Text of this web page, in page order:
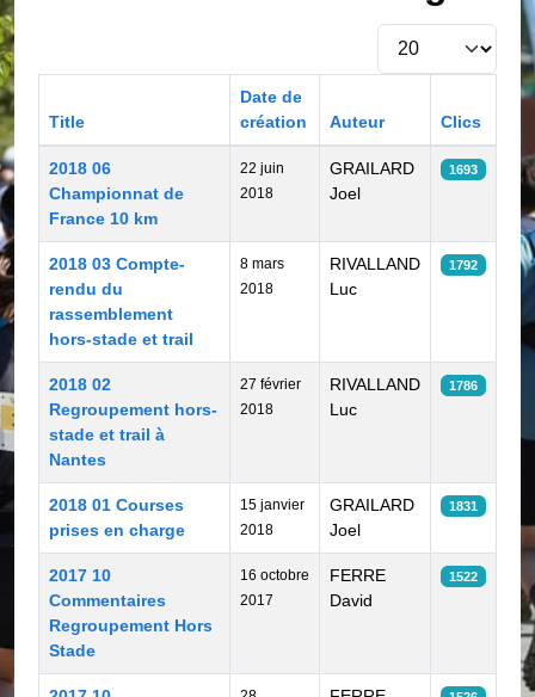
Title
Date de
création
Auteur Clics
2018 06
Championnat de
France 10 km
22 juin
2018
GRAILARD
Joel
1693
2018 03 Compte-
rendu du
rassemblement
hors-stade et trail
8 mars
2018
RIVALLAND
Luc
1792
2018 02
Regroupement hors-
stade et trail à
Nantes
27 février
2018
RIVALLAND
Luc
1786
2018 01 Courses
prises en charge
15 janvier
2018
GRAILARD
Joel
1831
2017 10
Commentaires
Regroupement Hors
Stade
16 octobre
2017
FERRE
David
1522